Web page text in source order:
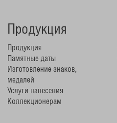
Продукция
Продукция
Памятные даты
Изготовление знаков,
медалей
Услуги нанесения
Коллекционерам